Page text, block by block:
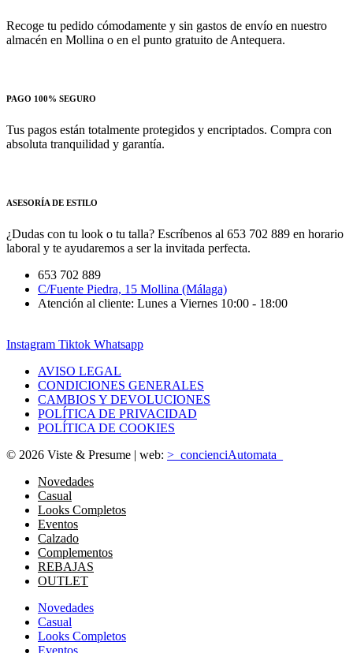
Recoge tu pedido cómodamente y sin gastos de envío en nuestro
almacén en Mollina o en el punto gratuito de Antequera.
PAGO 100% SEGURO
Tus pagos están totalmente protegidos y encriptados. Compra con
absoluta tranquilidad y garantía.
ASESORÍA DE ESTILO
¿Dudas con tu look o tu talla? Escríbenos al 653 702 889 en horario
laboral y te ayudaremos a ser la invitada perfecta.
653 702 889
C/Fuente Piedra, 15 Mollina (Málaga)
Atención al cliente: Lunes a Viernes 10:00 - 18:00
Instagram Tiktok Whatsapp
AVISO LEGAL
CONDICIONES GENERALES
CAMBIOS Y DEVOLUCIONES
POLÍTICA DE PRIVACIDAD
POLÍTICA DE COOKIES
© 2026 Viste & Presume | web: >_concienciAutomata_
Novedades
Casual
Looks Completos
Eventos
Calzado
Complementos
REBAJAS
OUTLET
Novedades
Casual
Looks Completos